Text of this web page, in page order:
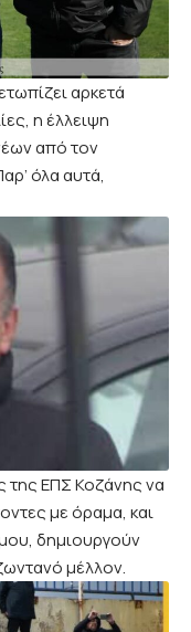
αρκετά
η έλλειψη
από τον
όλα αυτά,
της ΕΠΣ Κοζάνης να
με όραμα, και
δημιουργούν
μέλλον.